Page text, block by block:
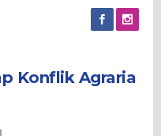
Konflik Agraria